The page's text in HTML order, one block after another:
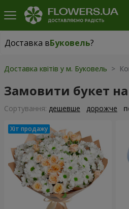
Доставка вБуковель?
Доставка вБуковель|
Доставка квітів у м. Буковель >
Замовити букет
Сортування: дешевше дорожче